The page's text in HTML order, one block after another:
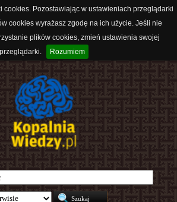
cookies. Pozostawiając w ustawieniach przeglądarki
cookies wyrażasz zgodę na ich użycie. Jeśli nie
plików cookies, zmień ustawienia swojej
przeglądarki.
Rozumiem